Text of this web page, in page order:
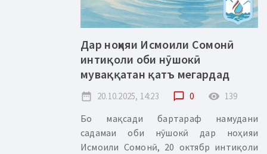
Дар ноҳияи Исмоили Сомонӣ
интиқоли оби нӯшокӣ
муваққатан қатъ мегардад
date_range 20.10.2025, 14:23 chat_bubble_outline 0 remove_red_eye 139
Бо мақсади бартараф намудани
садамаи оби нӯшокӣ дар ноҳияи
Исмоили Сомонӣ, 20 октябр интиқоли